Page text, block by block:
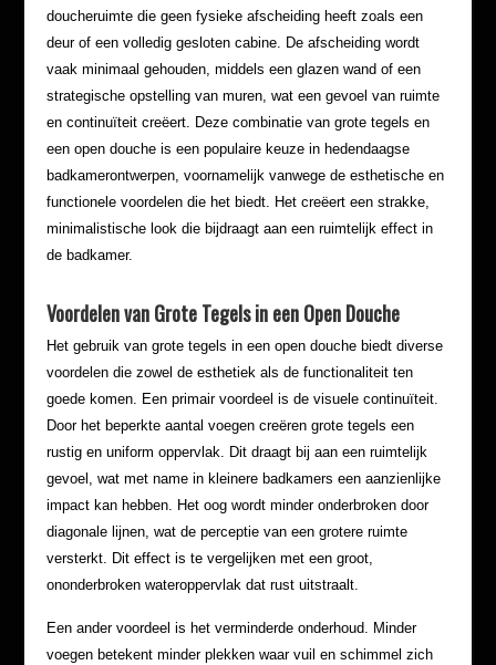
doucheruimte die geen fysieke afscheiding heeft zoals een
deur of een volledig gesloten cabine. De afscheiding wordt
vaak minimaal gehouden, middels een glazen wand of een
strategische opstelling van muren, wat een gevoel van ruimte
en continuïteit creëert. Deze combinatie van grote tegels en
een open douche is een populaire keuze in hedendaagse
badkamerontwerpen, voornamelijk vanwege de esthetische en
functionele voordelen die het biedt. Het creëert een strakke,
minimalistische look die bijdraagt aan een ruimtelijk effect in
de badkamer.
Voordelen van Grote Tegels in een Open Douche
Het gebruik van grote tegels in een open douche biedt diverse
voordelen die zowel de esthetiek als de functionaliteit ten
goede komen. Een primair voordeel is de visuele continuïteit.
Door het beperkte aantal voegen creëren grote tegels een
rustig en uniform oppervlak. Dit draagt bij aan een ruimtelijk
gevoel, wat met name in kleinere badkamers een aanzienlijke
impact kan hebben. Het oog wordt minder onderbroken door
diagonale lijnen, wat de perceptie van een grotere ruimte
versterkt. Dit effect is te vergelijken met een groot,
ononderbroken wateroppervlak dat rust uitstraalt.
Een ander voordeel is het verminderde onderhoud. Minder
voegen betekent minder plekken waar vuil en schimmel zich